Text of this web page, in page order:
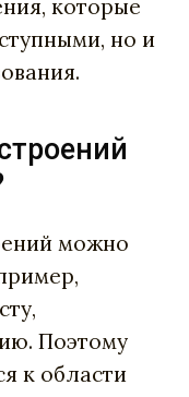
которые
но и
можно
Поэтому
к области